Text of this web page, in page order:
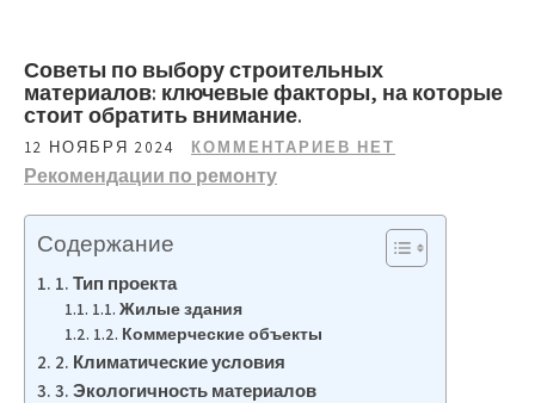
Советы по выбору строительных
материалов: ключевые факторы, на которые
стоит обратить внимание.
12 НОЯБРЯ 2024 КОММЕНТАРИЕВ НЕТ
Рекомендации по ремонту
Содержание
1. Тип проекта
1.1. Жилые здания
1.2. Коммерческие объекты
2. Климатические условия
3. Экологичность материалов